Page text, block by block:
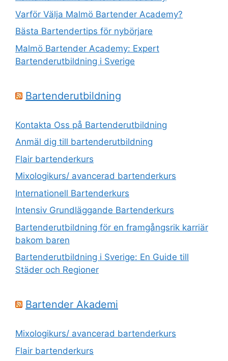
Varför Välja Malmö Bartender Academy?
Bästa Bartendertips för nybörjare
Malmö Bartender Academy: Expert
Bartenderutbildning i Sverige
Bartenderutbildning
Kontakta Oss på Bartenderutbildning
Anmäl dig till bartenderutbildning
Flair bartenderkurs
Mixologikurs/ avancerad bartenderkurs
Internationell Bartenderkurs​
Intensiv Grundläggande Bartenderkurs
Bartenderutbildning för en framgångsrik karriär
bakom baren
Bartenderutbildning i Sverige: En Guide till
Städer och Regioner
Bartender Akademi
Mixologikurs/ avancerad bartenderkurs
Flair bartenderkurs